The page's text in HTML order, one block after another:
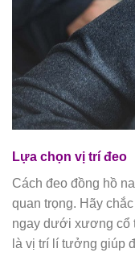
Lựa chọn vị trí đeo
Cách đeo đồng hồ
quan trọng. Hãy
ngay dưới xương cổ
là vị trí lí tưởng giúp